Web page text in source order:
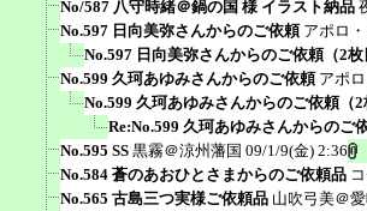
No/587 八守時緒＠鍋の国 様 イラスト納品
No.597 日向美弥さんからのご依頼 アポロ
No.597 日向美弥さんからのご依頼（2枚
No.599 久珂あゆみさんからのご依頼 アポ
No.599 久珂あゆみさんからのご依頼（2
Re:No.599 久珂あゆみさんからのご
No.595 SS 黒霧＠涼州藩国 09/1/9(金) 2:36
No.584 蒼のあおひとさまからのご依頼品
No.565 古島三つ実様ご依頼品 山吹弓美＠